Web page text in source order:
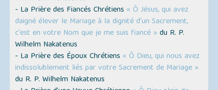
- La Prière des Fiancés Chrétiens « Ô Jésus, qui avez
daigné élever le Mariage à la dignité d'un Sacrement,
c'est en votre Nom que je me suis fiancé » du R. P.
Wilhelm Nakatenus
- La Prière des Époux Chrétiens « Ô Dieu, qui nous avez
indissolublement liés par votre Sacrement de Mariage »
du R. P. Wilhelm Nakatenus